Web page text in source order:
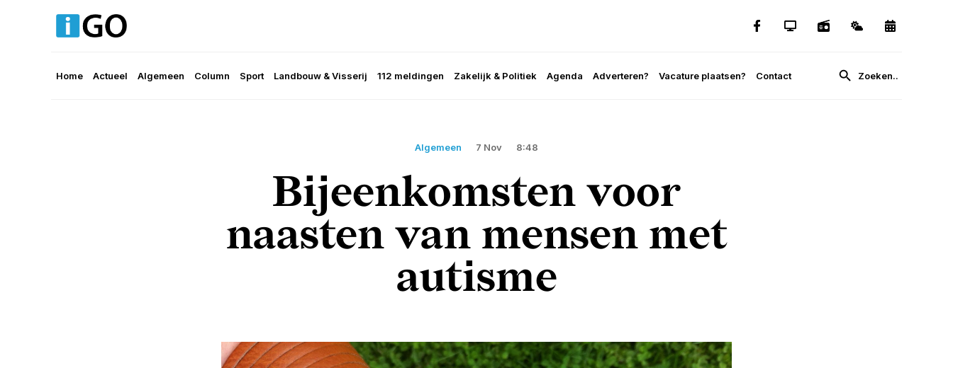
Home Actueel Algemeen Column Sport Landbouw & Visserij 112 meldingen Zakelijk & Politiek Agenda Adverteren? Vacature plaatsen? Contact
Algemeen 7 Nov 8:48
Bijeenkomsten voor
naasten van mensen met
autisme